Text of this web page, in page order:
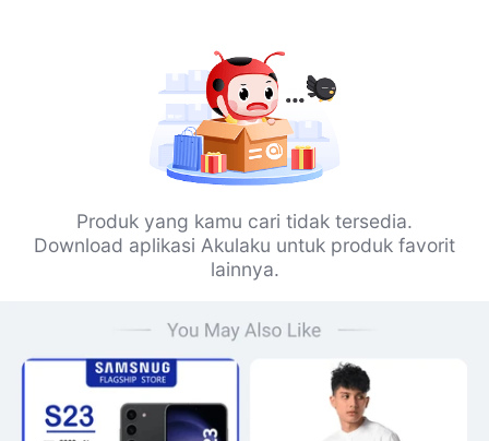
Produk yang kamu cari tidak tersedia.
Download aplikasi Akulaku untuk produk favorit
lainnya.